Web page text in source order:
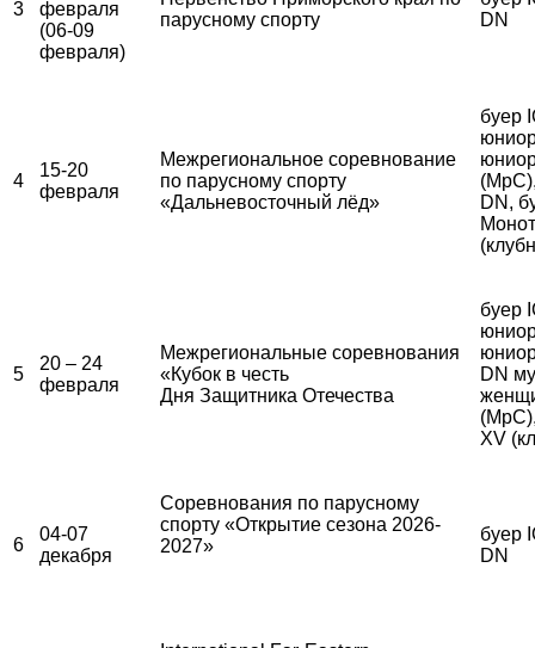
3
февраля
(06-09
февраля)
парусному спорту
DN
4
15-20
февраля
Межрегиональное соревнование
по парусному спорту
«Дальневосточный лёд»
буер
DN,
5
20 – 24
февраля
Межрегиональные соревнования
«Кубок в честь
Дня Защитника Отечества
буер
DN
XV
6
04-07
декабря
Соревнования по парусному
спорту «Открытие сезона 2026-
2027»
буер
DN